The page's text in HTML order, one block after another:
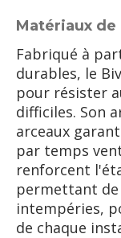
Matériaux de
Fabriqué à
durables, le
pour résister
difficiles. Son
arceaux
par temps
renforcent
permettant de
intempéries,
de chaque